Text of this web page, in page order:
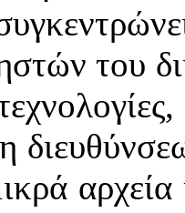
του